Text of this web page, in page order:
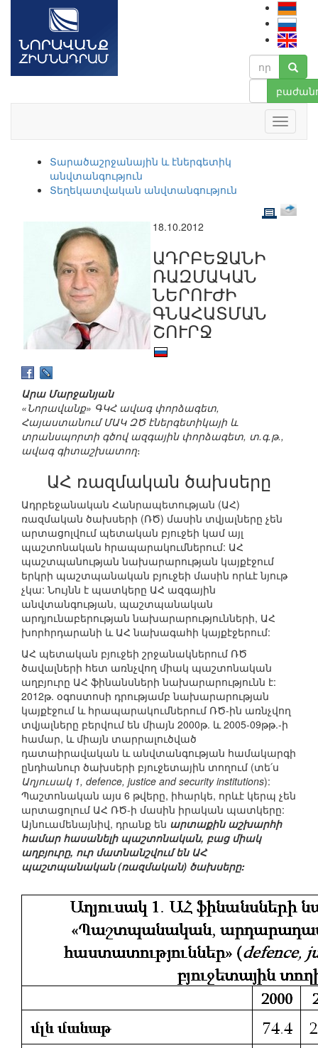
Տարածաշրջանային և էներգետիկ
անվտանգություն
Տեղեկատվական անվտանգություն
18.10.2012
ԱԴՐԲԵՋԱՆԻ
ՌԱԶՄԱԿԱՆ
ՆԵՐՈՒԺԻ
ԳՆԱՀԱՏՄԱՆ
ՇՈՒՐՋ
Արա Մարջանյան
«Նորավանք» ԳԿՀ ավագ փորձագետ,
Հայաստանում ՄԱԿ ԶԾ էներգետիկայի և
տրանսպորտի գծով ազգային փորձագետ, տ.գ.թ.,
ավագ գիտաշխատող։
ԱՀ ռազմական ծախսերը
Ադրբեջանական Հանրապետության (ԱՀ)
ռազմական ծախսերի (ՌԾ) մասին տվյալները չեն
արտացոլվում պետական բյուջեի կամ այլ
պաշտոնական հրապարակումներում: ԱՀ
պաշտպանության նախարարության կայքէջում
երկրի պաշտպանական բյուջեի մասին որևէ նյութ
չկա: Նույնն է պատկերը ԱՀ ազգային
անվտանգության, պաշտպանական
արդյունաբերության նախարարությունների, ԱՀ
խորհրդարանի և ԱՀ նախագահի կայքէջերում:
ԱՀ պետական բյուջեի շրջանակներում ՌԾ
ծավալների հետ առնչվող միակ պաշտոնական
աղբյուրը ԱՀ ֆինանսների նախարարությունն է:
2012թ. օգոստոսի դրությամբ նախարարության
կայքէջում և հրապարակումներում ՌԾ-ին առնչվող
տվյալները բերվում են միայն 2000թ. և 2005-09թթ.-ի
համար, և միայն տարրալուծված
դատաիրավական և անվտանգության համակարգի
ընդհանուր ծախսերի բյուջետային տողում (տե՛ս
Աղյուսակ 1, defence, justice and security institutions):
Պաշտոնական այս 6 թվերը, իհարկե, որևէ կերպ չեն
արտացոլում ԱՀ ՌԾ-ի մասին իրական պատկերը:
Այնուամենայնիվ, դրանք են արտաքին աշխարհի
համար հասանելի պաշտոնական, բաց միակ
աղբյուրը, ուր մատնանշվում են ԱՀ
պաշտպանական (ռազմական) ծախսերը: